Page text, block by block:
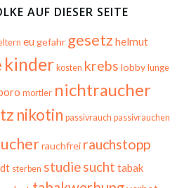
AUF DIESER SEITE
eu gefahr gesetz helmut
kinder kosten krebs lobby lunge
mortler nichtraucher
nikotin passivrauch passivrauchen
rauchfrei rauchstopp
sterben studiesucht tabak